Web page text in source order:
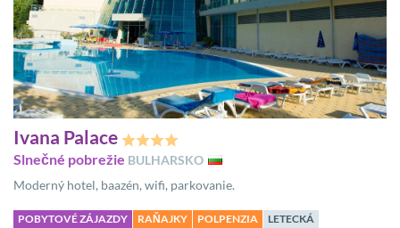
Ivana Palace
Slnečné pobrežie BULHARSKO
Moderný hotel, baazén, wifi, parkovanie.
POBYTOVÉ ZÁJAZDY RAŇAJKY POLPENZIA LETECKÁ